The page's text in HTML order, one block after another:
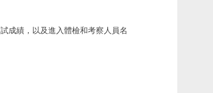
成績，以及進入體檢和考察人員名